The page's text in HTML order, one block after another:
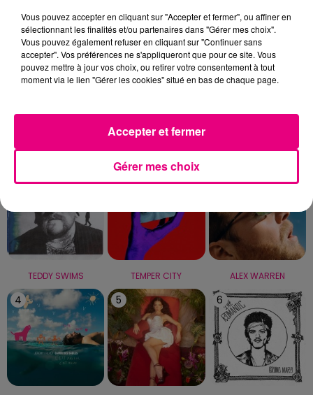
LE TOP
TEDDY SWIMS
2
TEMPER CITY ALEX WARREN
4 5 6
Vous pouvez accepter en cliquant sur "Accepter et fermer", ou affiner en
sélectionnant les finalités et/ou partenaires dans "Gérer mes choix".
Vous pouvez également refuser en cliquant sur "Continuer sans
accepter". Vos préférences ne s'appliqueront que pour ce site. Vous
pouvez mettre à jour vos choix, ou retirer votre consentement à tout
moment via le lien "Gérer les cookies" situé en bas de chaque page.
Gérer mes choix
Accepter et fermer